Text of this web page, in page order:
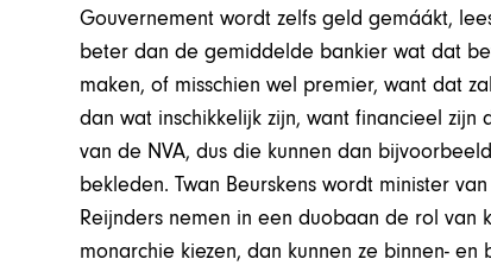
Gouvernement wordt zelfs geld gemáákt,
beter dan de gemiddelde bankier wat dat
maken, of misschien wel premier, want dat
dan wat inschikkelijk zijn, want financieel
van de NVA, dus die kunnen dan
bekleden. Twan Beurskens wordt minister
Reijnders nemen in een duobaan de rol van
monarchie kiezen, dan kunnen ze binnen- en